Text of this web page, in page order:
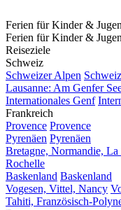
Ferien für Kinder &
Ferien für Kinder &
Reiseziele
Schweiz
Schweizer Alpen
Lausanne: Am Genfer
Internationales Genf
Frankreich
Provence Provence
Pyrenäen Pyrenäen
Bretagne, Normandie, La
Rochelle
Baskenland Baskenland
Vogesen, Vittel, Nancy
Tahiti, Französisch-